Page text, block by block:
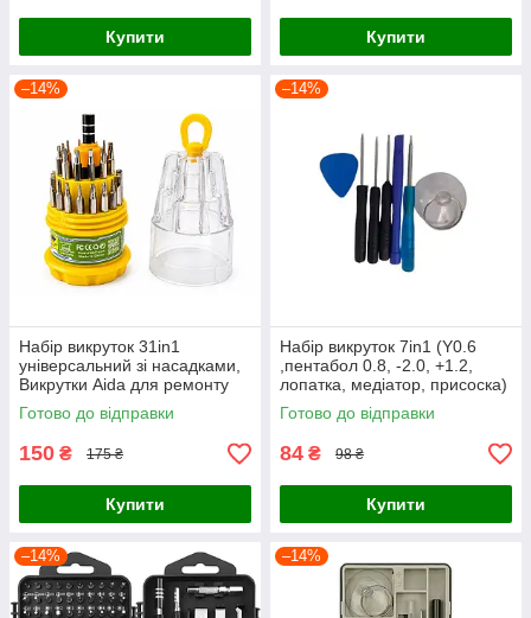
Купити Купити
–14%
Набір викруток 31in1
універсальний зі насадками,
Викрутки Aida для ремонту
мобільних телефонів та
ноутбуків з бітами
Готово до відправки
150 ₴ 175 ₴
Купити
–14%
Набір викруток 7in1 (Y0.6
,пентабол 0.8, -2.0, +1.2,
лопатка, медіатор, присоска)
Готово до відправки
84 ₴ 98 ₴
Купити
–14% –14%